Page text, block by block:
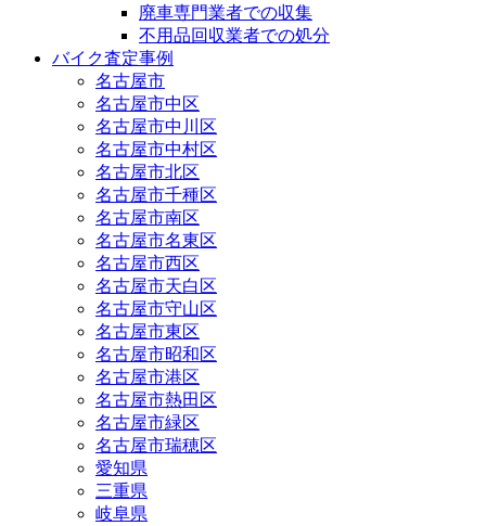
廃車専門業者での収集
不用品回収業者での処分
バイク査定事例
名古屋市
名古屋市中区
名古屋市中川区
名古屋市中村区
名古屋市北区
名古屋市千種区
名古屋市南区
名古屋市名東区
名古屋市西区
名古屋市天白区
名古屋市守山区
名古屋市東区
名古屋市昭和区
名古屋市港区
名古屋市熱田区
名古屋市緑区
名古屋市瑞穂区
愛知県
三重県
岐阜県